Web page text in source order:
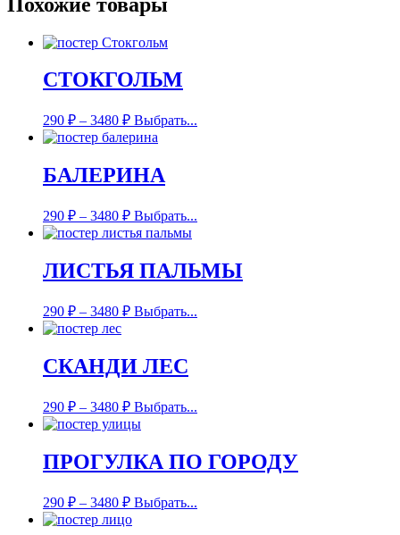
СТОКГОЛЬМ
290 ₽ – 3480 ₽ Выбрать...
БАЛЕРИНА
290 ₽ – 3480 ₽ Выбрать...
ЛИСТЬЯ ПАЛЬМЫ
290 ₽ – 3480 ₽ Выбрать...
СКАНДИ ЛЕС
290 ₽ – 3480 ₽ Выбрать...
ПРОГУЛКА ПО ГОРОДУ
290 ₽ – 3480 ₽ Выбрать...